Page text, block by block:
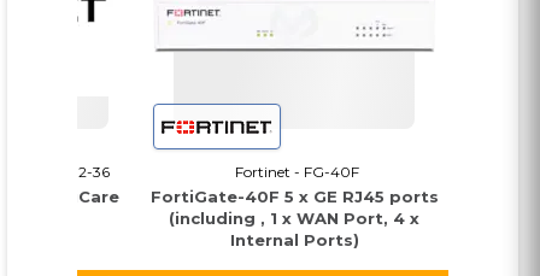
247-02-36
FortiCare
Fortinet - FG-40F
FortiGate-40F 5 x GE RJ45 ports
(including , 1 x WAN Port, 4 x
Internal Ports)